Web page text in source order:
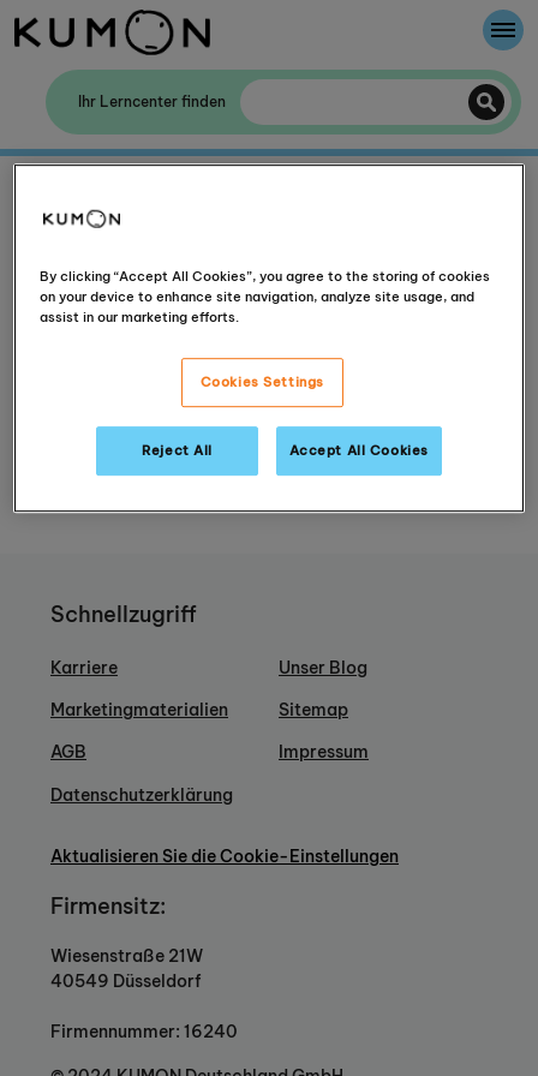
Ihr Lerncenter finden
404: Seite nicht gefunden
Die Seite, die Sie gesucht haben, ist nicht mehr
Hier sind einige Links, die helfen könnten:
Finden Sie ein Lerncenter in Ihrer Nähe
Schnellzugriff
Karriere
Marketingmaterialien
AGB
Datenschutzerklärung
Unser Blog
Sitemap
Impressum
Aktualisieren Sie die Cookie-Einstellungen
Firmensitz:
Wiesenstraße 21W
40549 Düsseldorf
Firmennummer: 16240
Willkommen bei Kumon
Die Kumon-Methode
Die Geschichte von Kumon
By clicking “Accept All Cookies”, you agree to the storing of cookies
on your device to enhance site navigation, analyze site usage, and
assist in our marketing efforts.
Cookies Settings
Reject All Accept All Cookies